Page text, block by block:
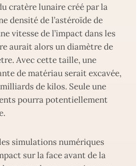
cratère lunaire créé par la
densité de l’astéroïde de
vitesse de l’impact dans les
aurait alors un diamètre de
Avec cette taille, une
de matériau serait excavée,
de kilos. Seule une
pourra potentiellement
simulations numériques
sur la face avant de la